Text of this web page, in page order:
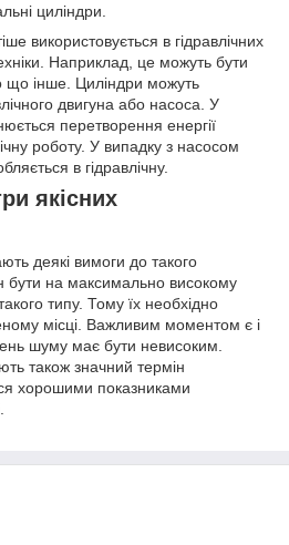
циліндри.
використовується в гідравлічних
Наприклад, це можуть бути
що інше. Циліндри можуть
двигуна або насоса. У
перетворення енергії
роботу. У випадку з насосом
в гідравлічну.
якісних
деякі вимоги до такого
на максимально високому
типу. Тому їх необхідно
місці. Важливим моментом є і
шуму має бути невисоким.
також значний термін
хорошими показниками